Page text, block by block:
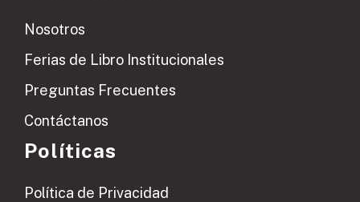
Nosotros
Ferias de Libro Institucionales
Preguntas Frecuentes
Contáctanos
Políticas
Política de Privacidad